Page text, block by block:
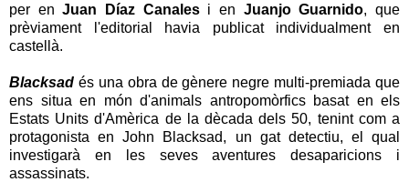
per enJuan Díaz Canalesi en Juanjo Guarnido, que
prèviament l'editorial havia publicat individualment en
castellà.
Blacksad és una obra de gènere negre multi-premiada que
ens situa en món d'animals antropomòrfics basat en els
Estats Units d'Amèrica de la dècada dels 50, tenint com a
protagonista en John Blacksad, un gat detectiu, el qual
investigarà en les seves aventures desaparicions i
assassinats.